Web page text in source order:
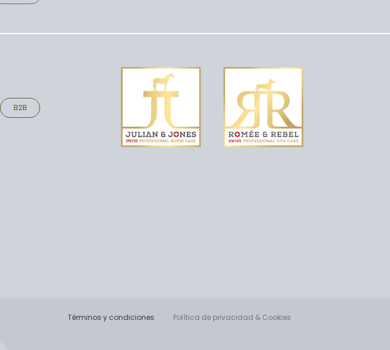
B2B
Términos y condiciones Política de privacidad & Cookies